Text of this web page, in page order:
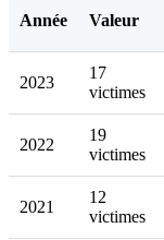
Année Valeur
2023
17
victimes
2022
19
victimes
2021
12
victimes